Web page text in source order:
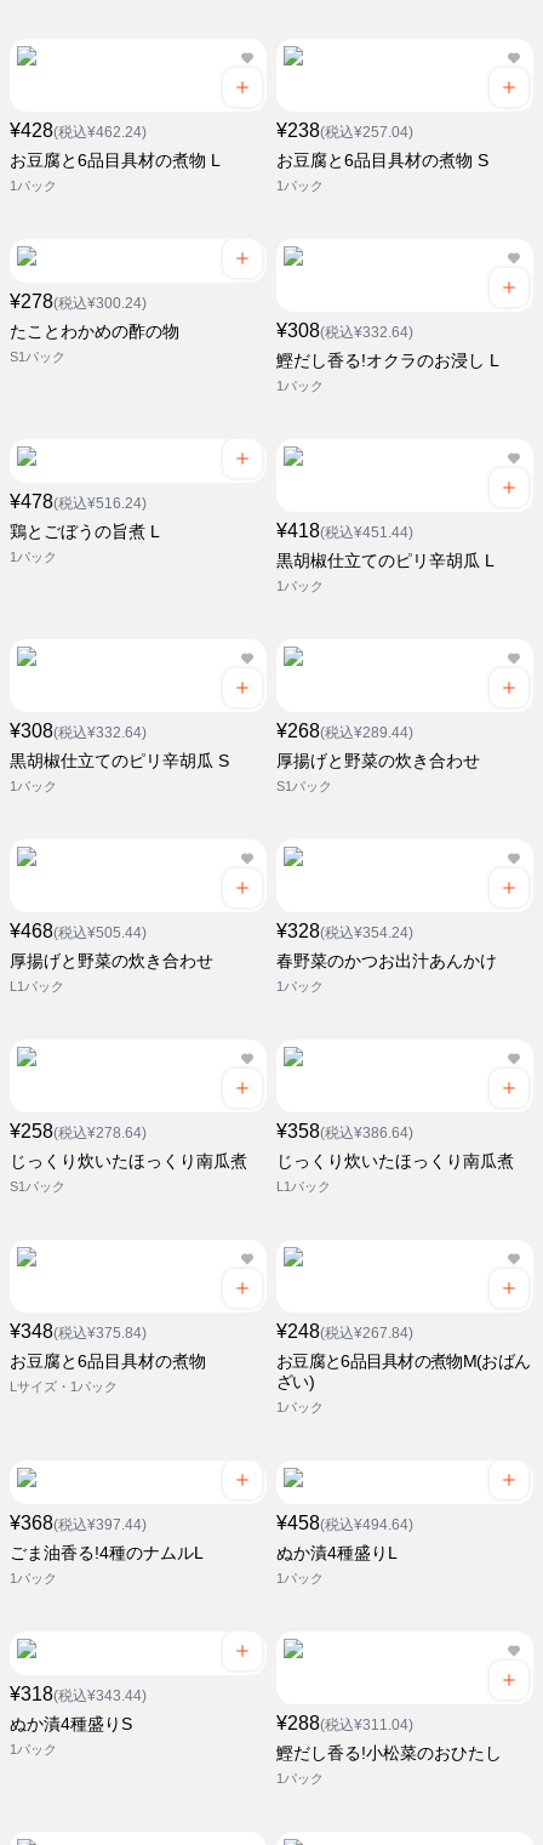
¥428(税込¥462.24)
お豆腐と6品目具材の煮物 L
1パック
¥238(税込¥257.04)
お豆腐と6品目具材の煮物 S
1パック
¥278(税込¥300.24)
たことわかめの酢の物
S1パック
¥308(税込¥332.64)
鰹だし香る!オクラのお浸し L
1パック
¥478(税込¥516.24)
鶏とごぼうの旨煮 L
1パック
¥418(税込¥451.44)
黒胡椒仕立てのピリ辛胡瓜 L
1パック
¥308(税込¥332.64)
黒胡椒仕立てのピリ辛胡瓜 S
1パック
¥268(税込¥289.44)
厚揚げと野菜の炊き合わせ
S1パック
¥468(税込¥505.44)
厚揚げと野菜の炊き合わせ
L1パック
¥328(税込¥354.24)
春野菜のかつお出汁あんかけ
1パック
¥258(税込¥278.64)
じっくり炊いたほっくり南瓜煮
S1パック
¥358(税込¥386.64)
じっくり炊いたほっくり南瓜煮
L1パック
¥348(税込¥375.84)
お豆腐と6品目具材の煮物
Lサイズ・1パック
¥248(税込¥267.84)
お豆腐と6品目具材の煮物M(おばん
ざい)
1パック
¥368(税込¥397.44)
ごま油香る!4種のナムルL
1パック
¥458(税込¥494.64)
ぬか漬4種盛りL
1パック
¥318(税込¥343.44)
ぬか漬4種盛りS
1パック
¥288(税込¥311.04)
鰹だし香る!小松菜のおひたし
1パック